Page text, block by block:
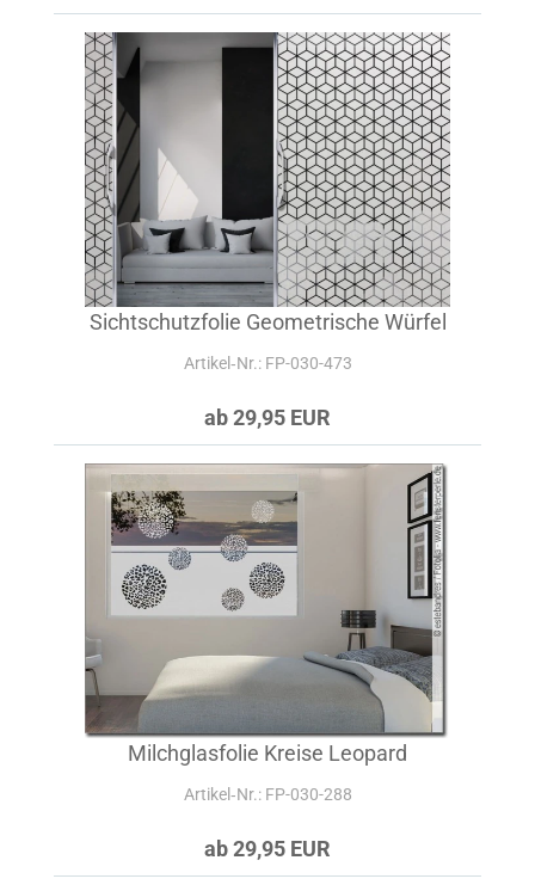
Sichtschutzfolie Geometrische Würfel
Artikel‑Nr.: FP-030-473
ab 29,95 EUR
Milchglasfolie Kreise Leopard
Artikel‑Nr.: FP-030-288
ab 29,95 EUR